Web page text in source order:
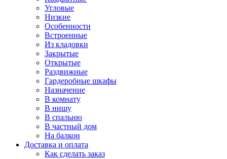
Угловые
Низкие
Особенности
Встроенные
Из кладовки
Закрытые
Открытые
Раздвижные
Гардеробные шкафы
Назначение
В комнату
В нишу
В спальню
В частный дом
На балкон
Доставка и оплата
Как сделать заказ